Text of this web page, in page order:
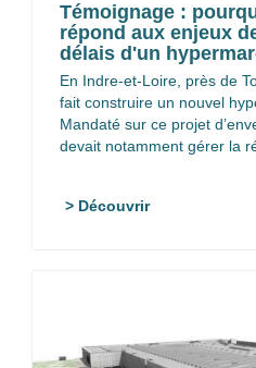
Témoignage :
répond aux enjeux
délais d'un
En Indre-et-Loire, près de
fait construire un nouvel
Mandaté sur ce projet
devait notamment gérer la
> Découvrir